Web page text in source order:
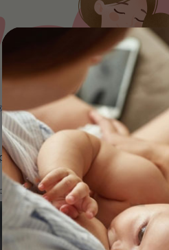
магазин Клуб Nestlé
советы при беременности